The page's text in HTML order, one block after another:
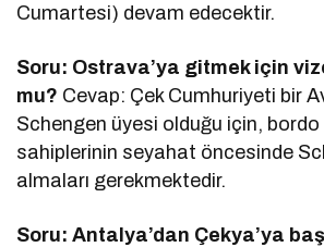
Cumartesi) devam edecektir.
Soru: Ostrava’ya gitmek için
mu? Cevap: Çek Cumhuriyeti bir
Schengen üyesi olduğu için,
sahiplerinin seyahat öncesinde
almaları gerekmektedir.
Soru: Antalya’dan Çekya’ya